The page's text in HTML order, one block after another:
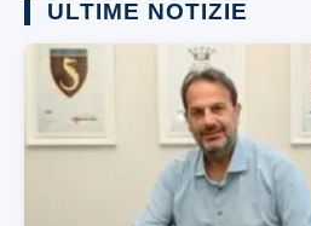
ULTIME NOTIZIE